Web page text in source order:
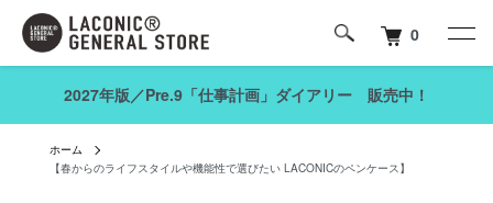
0
2027年版／Pre.9「仕事計画」ダイアリー 販売中！
ホーム
【春からのライフスタイルや機能性で選びたい LACONICのペンケース】